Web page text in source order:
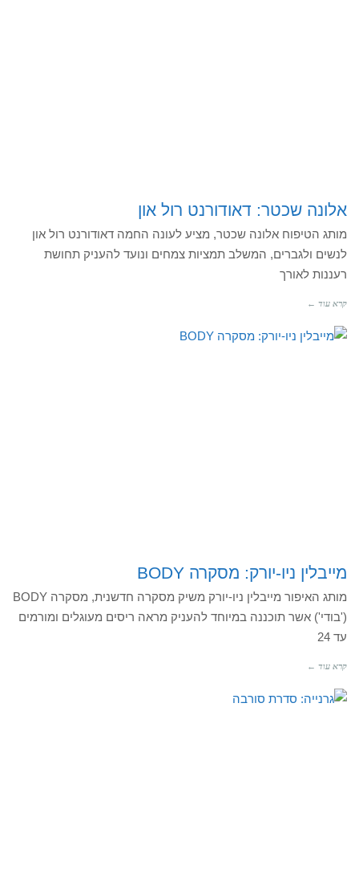
אלונה שכטר: דאודורנט רול און
מותג הטיפוח אלונה שכטר, מציע לעונה החמה דאודורנט רול און
לנשים ולגברים, המשלב תמציות צמחים ונועד להעניק תחושת
רעננות לאורך
קרא עוד ←
מייבלין ניו-יורק: מסקרה BODY
מותג האיפור מייבלין ניו-יורק משיק מסקרה חדשנית, מסקרה BODY
('בודי') אשר תוכננה במיוחד להעניק מראה ריסים מעוגלים ומורמים
עד 24
קרא עוד ←